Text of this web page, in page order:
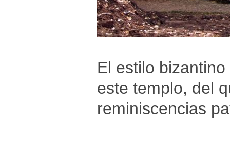
El estilo
este templo, del
reminiscencias